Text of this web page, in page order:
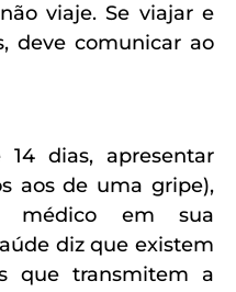
viaje.Se viajar e
deve comunicar ao
dias, apresentar
aos de uma gripe),
médico em sua
diz que existem
que transmitem a